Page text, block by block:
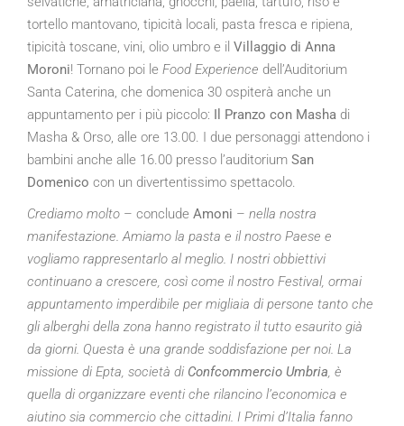
tortello mantovano, tipicità locali, pasta fresca e ripiena,
tipicità toscane, vini, olio umbro e il Villaggio di Anna
Moroni! Tornano poi le Food Experience dell’Auditorium
Santa Caterina, che domenica 30 ospiterà anche un
appuntamento per i più piccolo: Il Pranzo con Masha di
Masha & Orso, alle ore 13.00. I due personaggi attendono i
bambini anche alle 16.00 presso l’auditorium San
Domenico con un divertentissimo spettacolo.
Crediamo molto – conclude Amoni – nella nostra
manifestazione.Amiamo la pasta e il nostro Paese e
vogliamo rappresentarlo al meglio. I nostri obbiettivi
continuano a crescere, così come il nostro Festival, ormai
appuntamento imperdibile per migliaia di persone tanto che
gli alberghi della zona hanno registrato il tutto esaurito già
da giorni. Questa è una grande soddisfazione per noi. La
missione di Epta, società di Confcommercio Umbria, è
quella di organizzare eventi che rilancino l’economica e
aiutino sia commercio che cittadini. I Primi d’Italia fanno